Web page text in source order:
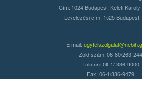
Cím: 1024 Budapest, Keleti Károly
Levelezési cím: 1525 Budapest.
E-mail:
Zöld szám: 06-80/263-244
Telefon: 06-1/ 336-9000
Fax: 06-1/336-9479